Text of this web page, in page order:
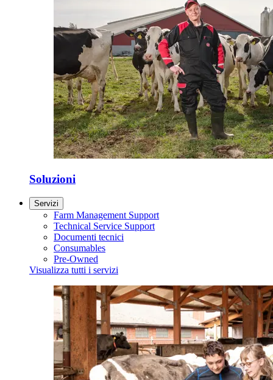
Soluzioni
Servizi
Farm Management Support
Technical Service Support
Documenti tecnici
Consumables
Pre-Owned
Visualizza tutti i servizi